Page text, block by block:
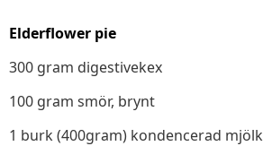
Elderflower pie
300 gram digestivekex
100 gram smör, brynt
1 burk (400gram) kondencerad mjölk